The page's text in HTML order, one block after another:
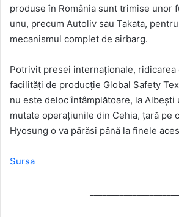
produse în România sunt trimise unor
unu, precum Autoliv sau Takata,
mecanismul complet de airbarg.
Potrivit presei internaționale, ridicarea
facilități de producție Global Safety
nu este deloc întâmplătoare, la Albești
mutate operațiunile din Cehia, țară pe
Hyosung o va părăsi până la finele
Sursa